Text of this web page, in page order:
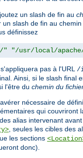
un slash de fin au
slash de fin au chemin
définissez
" "/usr/local/
pas à l'URL /
Ainsi, si le slash final
l'être du chemin du
nécessaire de
qui couvriront
alias intervenant
, seules les cibles des
les sections
donc).